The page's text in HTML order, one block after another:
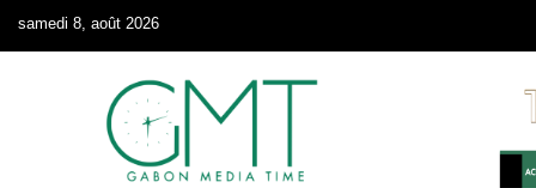
samedi 8, août 2026